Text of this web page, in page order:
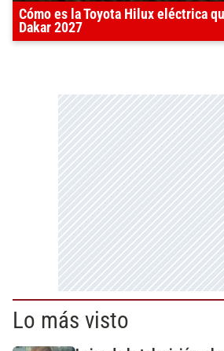
Cómo es la Toyota Hilux eléctrica
Dakar 2027
Lo más visto